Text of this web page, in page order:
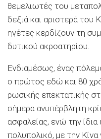
θεμελιωτές του
δεξιά και αριστερά του
ηγέτες κερδίζουν τη
δυτικού ακροατηρίου.
Ενδιαμέσως, ένας
ο πρώτος εδώ και 80
ρωσικής επεκτατικής
σήμερα ανυπέρβλητη
ασφαλείας, ενώ την
πολυπολικό, με την